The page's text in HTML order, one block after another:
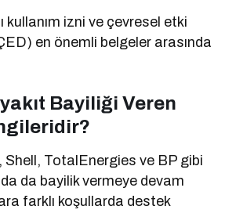
kullanım izni ve çevresel etki
en önemli belgeler arasında
Bayiliği Veren
TotalEnergies ve BP gibi
da bayilik vermeye devam
farklı koşullarda destek